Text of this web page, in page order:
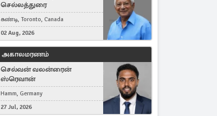
செல்லத்துரை
கண்டி, Toronto, Canada
02 Aug, 2026
அகாலமரணம்
செல்வன் வலன்ரைன்
ஸ்ரெவான்
Hamm, Germany
27 Jul, 2026